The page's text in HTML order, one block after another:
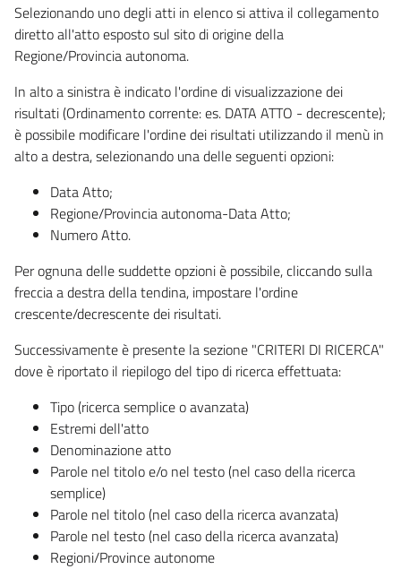
Selezionando uno degli atti in elenco si attiva il collegamento
diretto all'atto esposto sul sito di origine della
Regione/Provincia autonoma.
In alto a sinistra è indicato l'ordine di visualizzazione dei
risultati (Ordinamento corrente: es. DATA ATTO - decrescente);
è possibile modificare l'ordine dei risultati utilizzando il menù in
alto a destra, selezionando una delle seguenti opzioni:
Data Atto;
Regione/Provincia autonoma-Data Atto;
Numero Atto.
Per ognuna delle suddette opzioni è possibile, cliccando sulla
freccia a destra della tendina, impostare l'ordine
crescente/decrescente dei risultati.
Successivamente è presente la sezione "CRITERI DI RICERCA"
dove è riportato il riepilogo del tipo di ricerca effettuata:
Tipo (ricerca semplice o avanzata)
Estremi dell'atto
Denominazione atto
Parole nel titolo e/o nel testo (nel caso della ricerca
semplice)
Parole nel titolo (nel caso della ricerca avanzata)
Parole nel testo (nel caso della ricerca avanzata)
Regioni/Province autonome